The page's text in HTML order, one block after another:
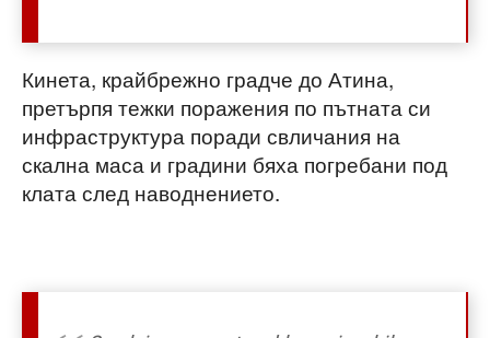
Кинета, крайбрежно градче до Атина,
претърпя тежки поражения по пътната си
инфраструктура поради свличания на
скална маса и градини бяха погребани под
клата след наводнението.